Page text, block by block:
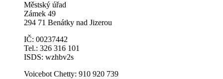
Městský úřad
Zámek 49
294 71 Benátky nad Jizerou
IČ: 00237442
Tel.: 326 316 101
ISDS: wzhbv2s
Voicebot Chetty: 910 920 739